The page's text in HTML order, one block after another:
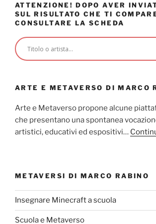
ATTENZIONE! DOPO AVER
SUL RISULTATO CHE TI
CONSULTARE LA SCHEDA
ARTE E METAVERSO DI MARCO
Arte e Metaverso propone alcune
che presentano una spontanea
artistici, educativi ed espositivi…
METAVERSI DI MARCO RABINO
Insegnare Minecraft a scuola
Scuola e Metaverso